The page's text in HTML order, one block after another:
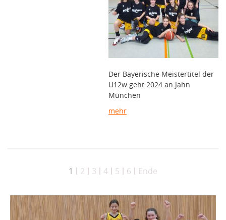
Der Bayerische Meistertitel der
U12w geht 2024 an Jahn
München
mehr
1 2 3 4 5 6 Ende